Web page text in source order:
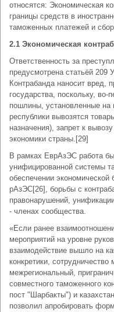
относятся: Экономическая
границы средств в
таможенных платежей и
2.1 Экономическая
Ответственность за
предусмотрена статьёй 209
Контрабанда наносит вред,
государства, поскольку,
пошлины, установленные на
республики вывозятся
назначения), запрет к
экономики страны.[29]
В рамках ЕврАзЭС работа
унифицированной системы
обеспечении экономической
рАзЭС[26], борьбы с
правонарушений,
- членах сообщества.
«Если ранее
мероприятий на уровне
взаимодействие вышло на
конкретики,
межрегиональный,
совместного таможенного
пост "Шарбакты") и
позволил апробировать